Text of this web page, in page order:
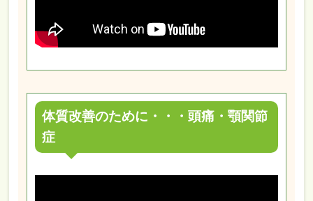
体質改善のために・・・頭痛・顎関節
症